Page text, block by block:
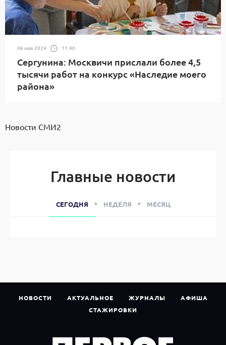
06 мая 2024 11:40
Сергунина: Москвичи прислали более 4,5
тысячи работ на конкурс «Наследие моего
района»
Новости СМИ2
Главные новости
СЕГОДНЯ НЕДЕЛЯ МЕСЯЦ
НОВОСТИ АКТУАЛЬНОЕ ЖУРНАЛЫ
АФИША
СТАЖИРОВКИ